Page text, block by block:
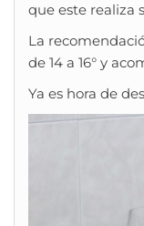
que este realiza
La
de 14 a 16° y
Ya es hora de